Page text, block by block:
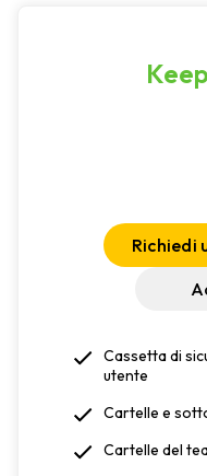
Richiedi
Cassetta di
utente
Cartelle e
Cartelle del